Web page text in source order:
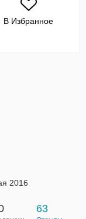
В Избранное
2016
63